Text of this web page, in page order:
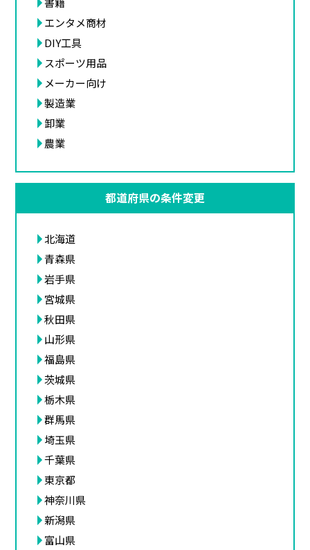
エンタメ商材
DIY工具
スポーツ用品
メーカー向け
製造業
卸業
農業
都道府県の条件変更
北海道
青森県
岩手県
宮城県
秋田県
山形県
福島県
茨城県
栃木県
群馬県
埼玉県
千葉県
東京都
神奈川県
新潟県
富山県